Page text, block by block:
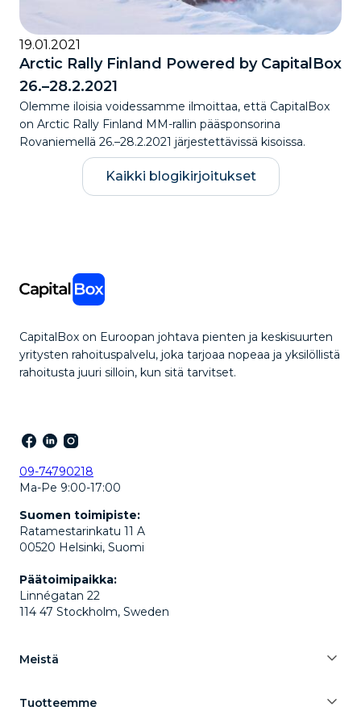
19.01.2021
Arctic Rally Finland Powered by CapitalBox
26.–28.2.2021
Olemme iloisia voidessamme ilmoittaa, että CapitalBox
on Arctic Rally Finland MM-rallin pääsponsorina
Rovaniemellä 26.–28.2.2021 järjestettävissä kisoissa.
Kaikki blogikirjoitukset
CapitalBox on Euroopan johtava pienten ja keskisuurten
yritysten rahoituspalvelu, joka tarjoaa nopeaa ja yksilöllistä
rahoitusta juuri silloin, kun sitä tarvitset.
09-74790218
Ma-Pe 9:00-17:00
Suomen toimipiste:
Ratamestarinkatu 11 A
00520 Helsinki, Suomi
Päätoimipaikka:
Linnégatan 22
114 47 Stockholm, Sweden
Meistä
Tuotteemme